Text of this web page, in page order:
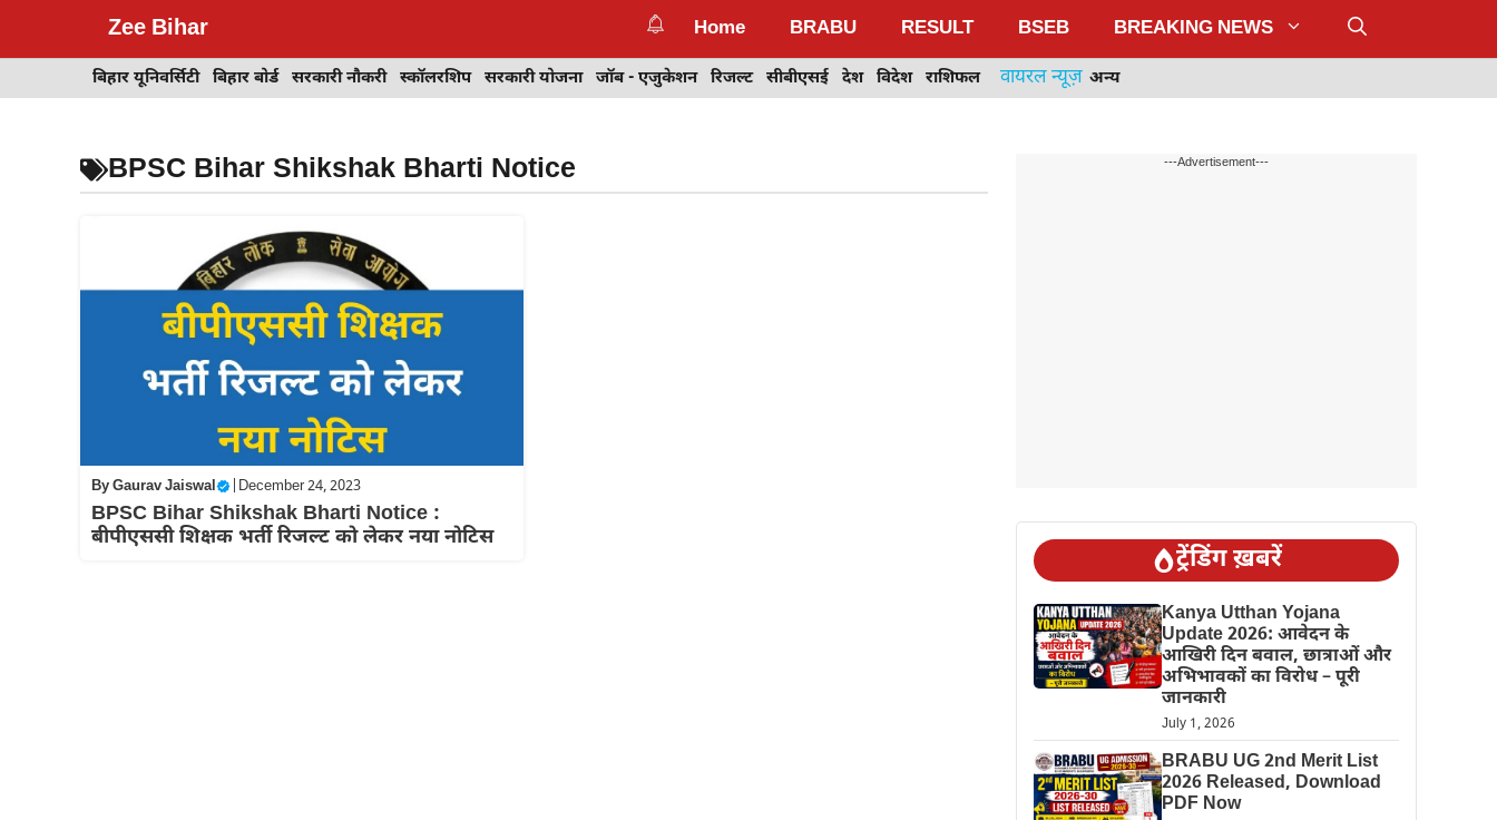
Zee Bihar Home BRABU RESULT BSEB BREAKING NEWS
बिहार यूनिवर्सिटी बिहार बोर्ड सरकारी नौकरी स्कॉलरशिप सरकारी योजना जॉब - एजुकेशन रिजल्ट सीबीएसई देश विदेश राशिफल वायरल न्यूज़ अन्य
BPSC Bihar Shikshak Bharti Notice
ByGaurav Jaiswal December 24, 2023
BPSC Bihar Shikshak Bharti Notice :
बीपीएससी शिक्षक भर्ती रिजल्ट को लेकर नया नोटिस
---Advertisement---
ट्रेंडिंग ख़बरें
Kanya Utthan Yojana
Update 2026: आवेदन के
आखिरी दिन बवाल, छात्राओं और
अभिभावकों का विरोध – पूरी
जानकारी
July 1, 2026
BRABU UG 2nd Merit List
2026 Released, Download
PDF Now